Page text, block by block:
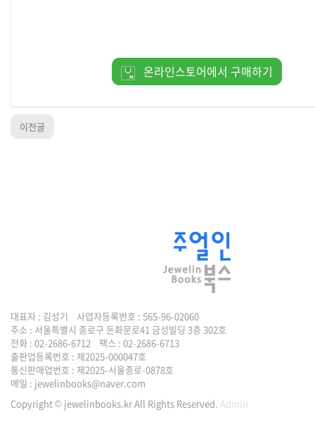
온라인스토어에서 구매하기
이전글
대표자 : 김성기 사업자등록번호 : 565-96-02060
주소 : 서울특별시 종로구 돈화문로41 금성빌딩 3층 302호
전화 : 02-2686-6712 팩스 : 02-2686-6713
출판업등록번호 : 제2025-000047호
통신판매업번호 : 제2025-서울종로-0878호
메일 : jewelinbooks@naver.com
Copyright © jewelinbooks.kr All Rights Reserved. Admin